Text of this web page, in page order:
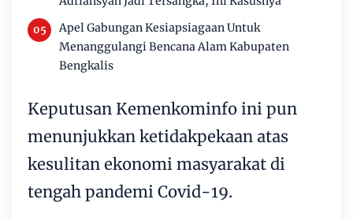
Apel Gabungan Kesiapsiagaan Untuk
Menanggulangi Bencana Alam Kabupaten
Bengkalis
Keputusan Kemenkominfo ini pun
menunjukkan ketidakpekaan atas
kesulitan ekonomi masyarakat di
tengah pandemi Covid-19.